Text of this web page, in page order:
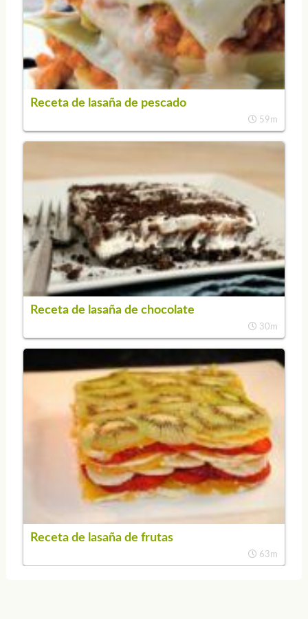
Receta de lasaña de pescado
59m
Receta de lasaña de chocolate
30m
Receta de lasaña de frutas
63m